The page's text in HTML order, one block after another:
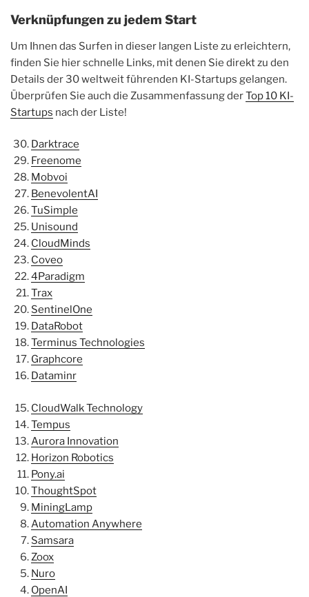
Verknüpfungen zu jedem Start
Um Ihnen das Surfen in dieser langen Liste zu erleichtern,
finden Sie hier schnelle Links, mit denen Sie direkt zu den
Details der 30 weltweit führenden KI-Startups gelangen.
Überprüfen Sie auch die Zusammenfassung derTop 10 KI-
Startups nach der Liste!
Darktrace
Freenome
Mobvoi
BenevolentAI
TuSimple
Unisound
CloudMinds
Coveo
4Paradigm
Trax
SentinelOne
DataRobot
Terminus Technologies
Graphcore
Dataminr
CloudWalk Technology
Tempus
Aurora Innovation
Horizon Robotics
Pony.ai
ThoughtSpot
MiningLamp
Automation Anywhere
Samsara
Zoox
Nuro
OpenAI